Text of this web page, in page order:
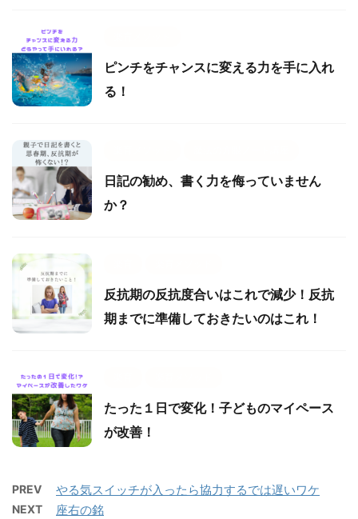
ピンチをチャンスに変える力を手に入れ
る！
日記の勧め、書く力を侮っていません
か？
反抗期の反抗度合いはこれで減少！反抗
期までに準備しておきたいのはこれ！
たった１日で変化！子どものマイペース
が改善！
PREV やる気スイッチが入ったら協力するでは遅いワケ
NEXT 座右の銘